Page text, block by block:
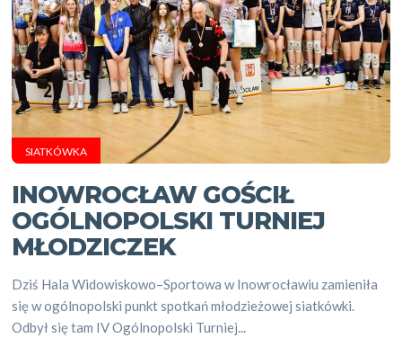
SIATKÓWKA
INOWROCŁAW GOŚCIŁ
OGÓLNOPOLSKI TURNIEJ
MŁODZICZEK
Dziś Hala Widowiskowo–Sportowa w Inowrocławiu zamieniła
się w ogólnopolski punkt spotkań młodzieżowej siatkówki.
Odbył się tam IV Ogólnopolski Turniej...